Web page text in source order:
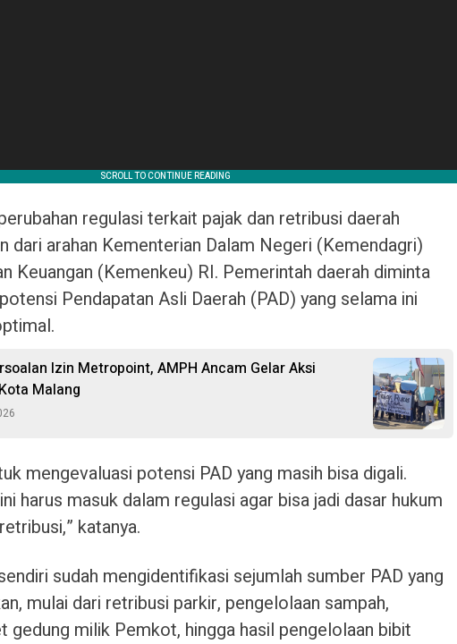
regulasi terkait pajak dan retribusi daerah
dari arahan Kementerian Dalam Negeri (Kemendagri)
Keuangan (Kemenkeu) RI. Pemerintah daerah diminta
Pendapatan Asli Daerah (PAD) yang selama ini
Izin Metropoint, AMPH Ancam Gelar Aksi
Malang
mengevaluasi potensi PAD yang masih bisa digali.
harus masuk dalam regulasi agar bisa jadi dasar hukum
katanya.
sudah mengidentifikasi sejumlah sumber PAD yang
mulai dari retribusi parkir, pengelolaan sampah,
gedung milik Pemkot, hingga hasil pengelolaan bibit